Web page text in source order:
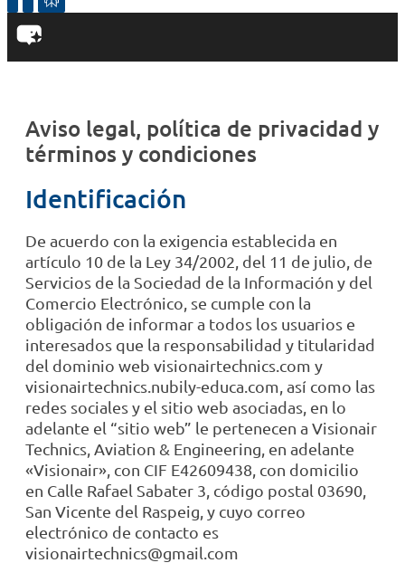
Aviso legal, política de privacidad y
términos y condiciones
Identificación
De acuerdo con la exigencia establecida en
artículo 10 de la Ley 34/2002, del 11 de julio, de
Servicios de la Sociedad de la Información y del
Comercio Electrónico, se cumple con la
obligación de informar a todos los usuarios e
interesados que la responsabilidad y titularidad
del dominio web visionairtechnics.com y
visionairtechnics.nubily-educa.com, así como las
redes sociales y el sitio web asociadas, en lo
adelante el “sitio web” le pertenecen a Visionair
Technics, Aviation & Engineering, en adelante
«Visionair», con CIF E42609438, con domicilio
en Calle Rafael Sabater 3, código postal 03690,
San Vicente del Raspeig, y cuyo correo
electrónico de contacto es
visionairtechnics@gmail.com